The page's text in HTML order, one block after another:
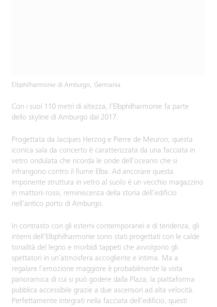
Elbphilharmonie di Amburgo, Germania
Con i suoi 110 metri di altezza, l’Elbphilharmonie fa parte
dello skyline di Amburgo dal 2017.
Progettata da Jacques Herzog e Pierre de Meuron, questa
iconica sala da concerto è caratterizzata da una facciata in
vetro ondulata che ricorda le onde dell’oceano che si
infrangono contro il fiume Elba. Ad ancorare questa
imponente struttura in vetro al suolo è un vecchio magazzino
in mattoni rossi, reminiscenza della storia dell’edificio
nell’antico porto di Amburgo.
In contrasto con gli esterni contemporanei e di tendenza, gli
interni dell’Elbphilharmonie sono stati progettati con le calde
tonalità del legno e morbidi tappeti che avvolgono gli
spettatori in un’atmosfera accogliente e intima. Ma a
regalare l’emozione maggiore è probabilmente la vista
panoramica di cui si può godere dalla Plaza, la piattaforma
pubblica accessibile grazie a due ascensori ad alta velocità.
Perfettamente integrati nella facciata dell’edificio, questi